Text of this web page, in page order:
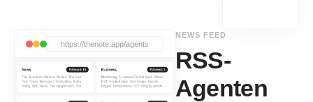
NEWS FEED
RSS-
Agenten
https://thenote.app/agents